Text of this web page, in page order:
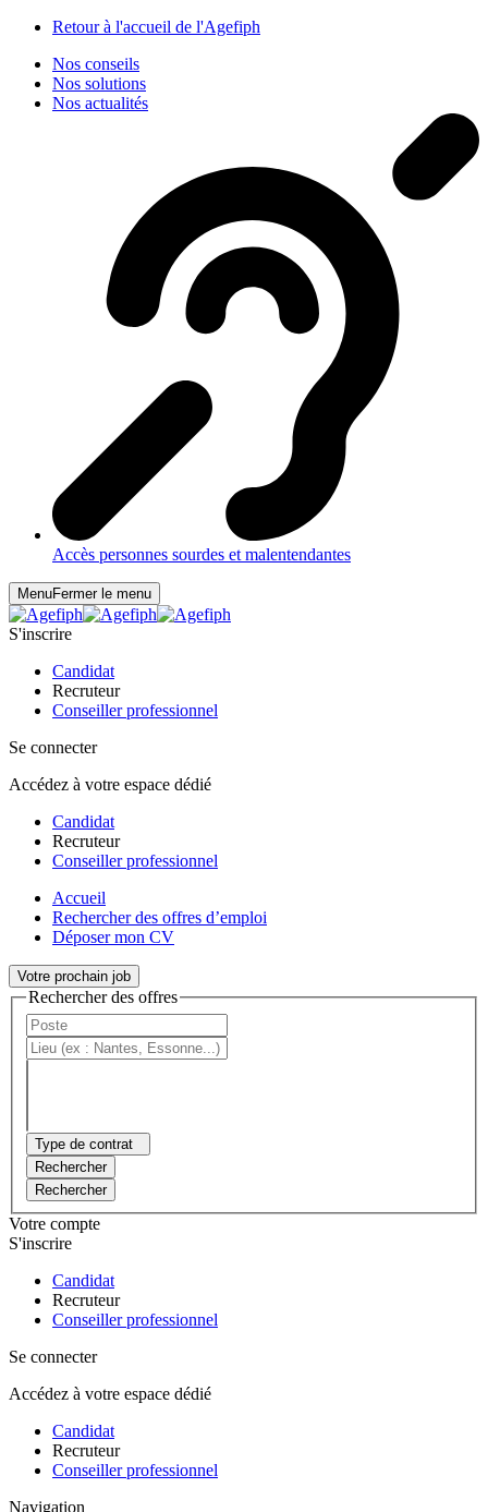
Retour à l'accueil de l'Agefiph
Nos conseils
Nos solutions
Nos actualités
Accès personnes sourdes et malentendantes
MenuFermer le menu
S'inscrire
Candidat
Recruteur
Conseiller professionnel
Se connecter
Accédez à votre espace dédié
Candidat
Recruteur
Conseiller professionnel
Accueil
Rechercher des offres d’emploi
Déposer mon CV
Votre prochain job
Rechercher des offres
Type de contrat
Rechercher
Rechercher
Votre compte
S'inscrire
Candidat
Recruteur
Conseiller professionnel
Se connecter
Accédez à votre espace dédié
Candidat
Recruteur
Conseiller professionnel
Navigation